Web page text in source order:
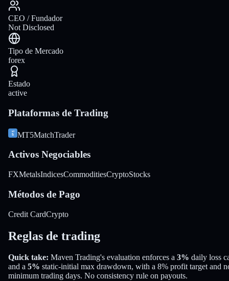
CEO / Fundador
Not Disclosed
Tipo de Mercado
forex
Estado
active
Plataformas de Trading
MT5MatchTrader
Activos Negociables
FXMetalsIndicesCommoditiesCryptoStocks
Métodos de Pago
Credit CardCrypto
Reglas de trading
Quick take: Maven Trading's evaluation enforces a 3% daily loss
and a 5% static-initial max drawdown, with a 8% profit targetand
minimum trading days. No consistency rule on payouts.